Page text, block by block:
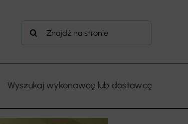
Szukaj
Wyszukaj wykonawcę lub dostawcę